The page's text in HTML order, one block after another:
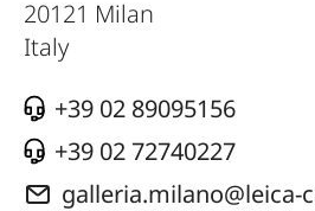
20121 Milan
Italy
+39 02 89095156
+39 02 72740227
galleria.milano@leica-